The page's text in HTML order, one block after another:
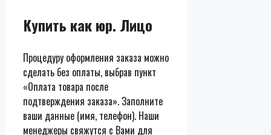
Купить как юр. Лицо
Процедуру оформления заказа можно
сделать без оплаты, выбрав пункт
«Оплата товара после
подтверждения заказа». Заполните
ваши данные (имя, телефон). Наши
менеджеры свяжутся с Вами для